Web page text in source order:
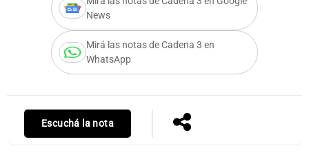
News
Mirá las notas de Cadena 3 en
WhatsApp
Escuchá la nota